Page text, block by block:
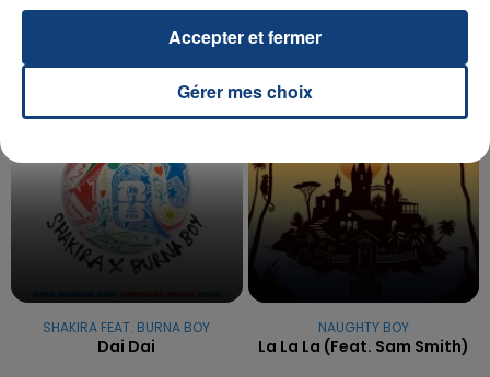
TITRES DIFFUSÉS
SHAKIRA FEAT. BURNA BOY
Dai Dai
15h47
15h47
NAUGHTY BOY
La La La (feat. Sam Smith)
Gérer mes choix
Accepter et fermer